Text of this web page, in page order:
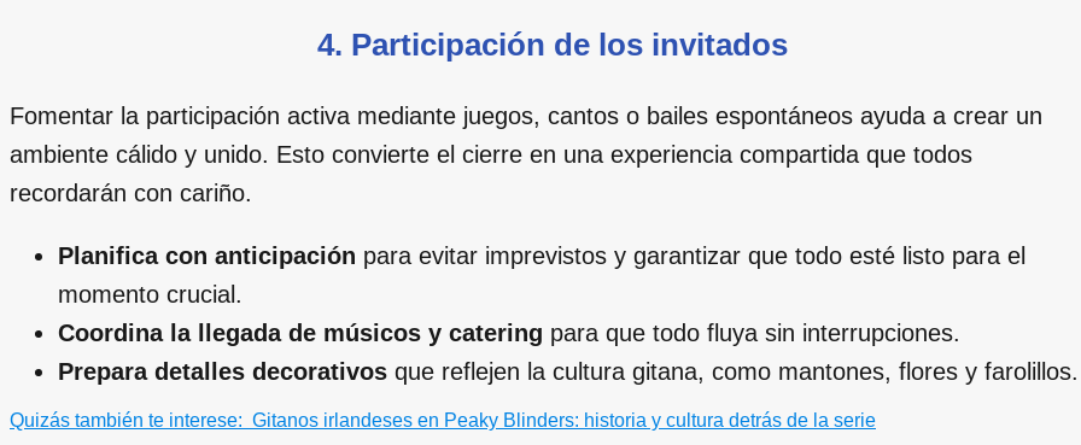
4. Participación de los invitados
Fomentar la participación activa mediante juegos, cantos o bailes espontáneos ayuda a crear un
ambiente cálido y unido. Esto convierte el cierre en una experiencia compartida que todos
recordarán con cariño.
Planifica con anticipación para evitar imprevistos y garantizar que todo esté listo para el
momento crucial.
Coordina la llegada de músicos y catering para que todo fluya sin interrupciones.
Prepara detalles decorativos que reflejen la cultura gitana, como mantones, flores y farolillos.
Quizás también te interese: Gitanos irlandeses en Peaky Blinders: historia y cultura detrás de la serie